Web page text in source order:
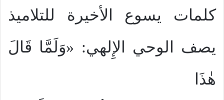
كلمات يسوع الأخيرة للتلاميذ
يصف الوحي الإِلهي: «وَلَمَّا قَالَ
هٰذَا